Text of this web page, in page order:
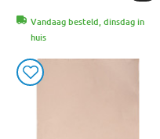
Vandaag besteld, dinsdag in
huis